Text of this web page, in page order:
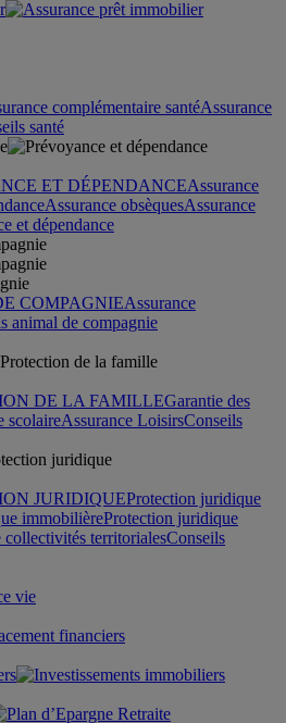
complémentaire santéAssurance
santé
ET DÉPENDANCEAssurance
Assurance obsèquesAssurance
et dépendance
COMPAGNIEAssurance
animal de compagnie
DE LA FAMILLEGarantie des
scolaireAssurance LoisirsConseils
JURIDIQUEProtection juridique
immobilièreProtection juridique
territorialesConseils